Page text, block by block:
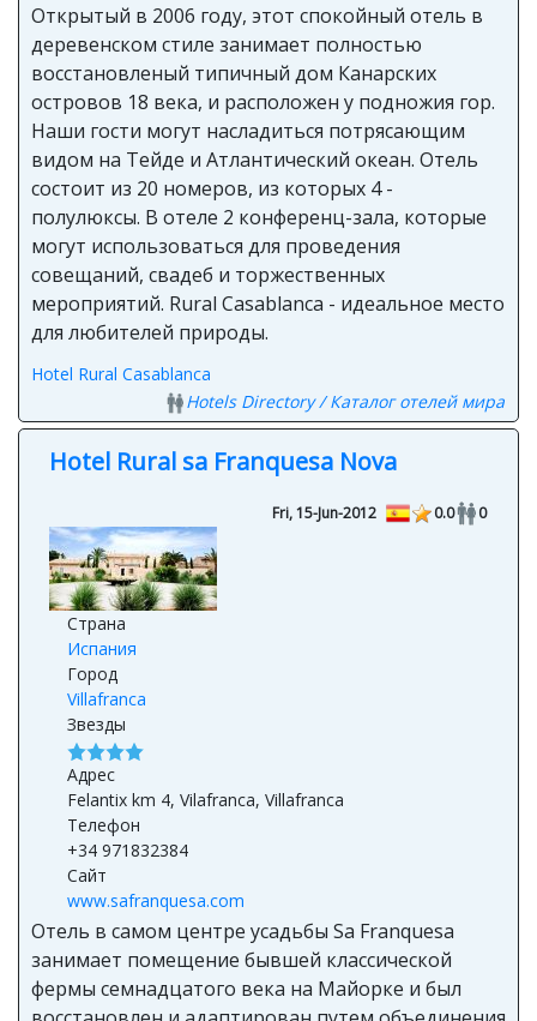
Открытый в 2006 году, этот спокойный отель в
деревенском стиле занимает полностью
восстановленый типичный дом Канарских
островов 18 века, и расположен у подножия гор.
Наши гости могут насладиться потрясающим
видом на Тейде и Атлантический океан. Отель
состоит из 20 номеров, из которых 4 -
полулюксы. В отеле 2 конференц-зала, которые
могут использоваться для проведения
совещаний, свадеб и торжественных
мероприятий. Rural Casablanca - идеальное место
для любителей природы.
Hotel Rural Casablanca
Hotels Directory / Каталог отелей мира
Hotel Rural sa Franquesa Nova
Fri, 15-Jun-2012 0.0 0
Страна
Испания
Город
Villafranca
Звезды
Адрес
Felantix km 4, Vilafranca, Villafranca
Телефон
+34 971832384
Сайт
www.safranquesa.com
Отель в самом центре усадьбы Sa Franquesa
занимает помещение бывшей классической
фермы семнадцатого века на Майорке и был